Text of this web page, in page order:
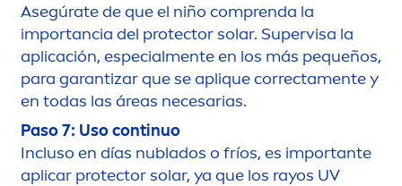
Asegúrate de que el niño comprenda la
importancia del protector solar. Supervisa la
aplicación, especialmente en los más pequeños,
para garantizar que se aplique correctamente y
en todas las áreas necesarias.
Paso 7: Uso continuo
Incluso en días nublados o fríos, es importante
aplicar protector solar, ya que los rayos UV